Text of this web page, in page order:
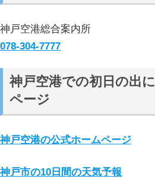
神戸空港総合案内所
078-304-7777
神戸空港での初日の出
ページ
神戸空港の公式ホームページ
神戸市の10日間の天気予報